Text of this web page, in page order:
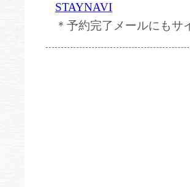
STAYNAVI
＊予約完了メールにも